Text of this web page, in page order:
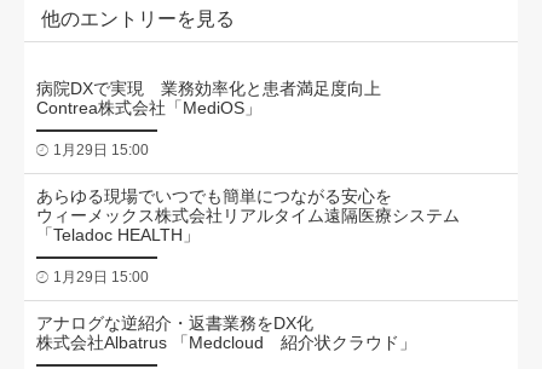
他のエントリーを見る
病院DXで実現 業務効率化と患者満足度向上
Contrea株式会社「MediOS」
1月29日 15:00
あらゆる現場でいつでも簡単につながる安心を
ウィーメックス株式会社リアルタイム遠隔医療システム
「Teladoc HEALTH」
1月29日 15:00
アナログな逆紹介・返書業務をDX化
株式会社Albatrus 「Medcloud 紹介状クラウド」